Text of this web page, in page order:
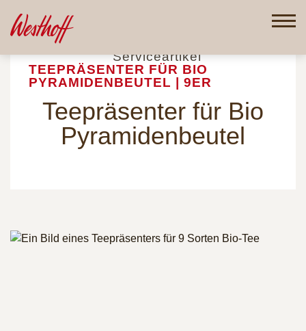
zum
Serviceartikel
TEEPRÄSENTER FÜR BIO
PYRAMIDENBEUTEL | 9ER
Teepräsenter für Bio
Pyramiden­beutel